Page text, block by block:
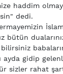
haddim
dedi.
bütün
ayda gidip
sizler rahat